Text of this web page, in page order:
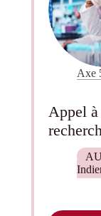
Axe
Appel